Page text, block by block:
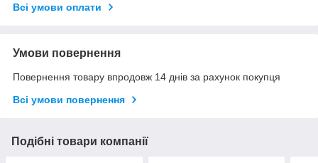
Всі умови оплати
Умови повернення
Повернення товару впродовж 14 днів за рахунок покупця
Всі умови повернення
Подібні товари компанії